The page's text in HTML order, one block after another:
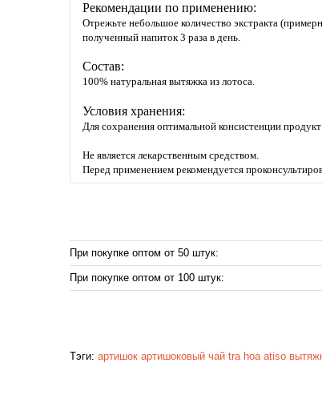
Рекомендации по применению:
Отрежьте небольшое количество экстракта
полученный напиток 3 раза в день.
Состав:
100% натуральная вытяжка из лотоса.
Условия хранения:
Для сохранения оптимальной консистенции
Не является лекарственным средством.
Перед применением рекомендуется
При покупке оптом от 50 штук:
При покупке оптом от 100 штук:
Тэги: артишок артишоковый чай tra hoa atiso